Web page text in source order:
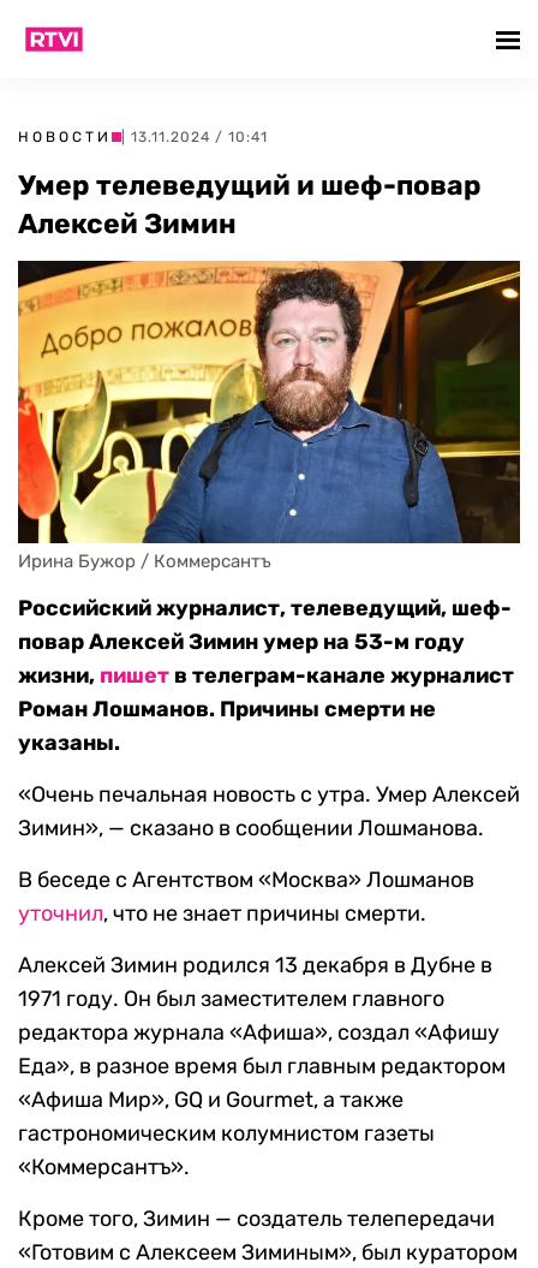
НОВОСТИ | 13.11.2024 / 10:41
Умер телеведущий и шеф-повар
Алексей Зимин
Ирина Бужор / Коммерсантъ
Российский журналист, телеведущий, шеф-
повар Алексей Зимин умер на 53-м году
жизни, пишет в телеграм-канале журналист
Роман Лошманов. Причины смерти не
указаны.
«Очень печальная новость с утра. Умер Алексей
Зимин», — сказано в сообщении Лошманова.
В беседе с Агентством «Москва» Лошманов
уточнил, что не знает причины смерти.
Алексей Зимин родился 13 декабря в Дубне в
1971 году. Он был заместителем главного
редактора журнала «Афиша», создал «Афишу
Еда», в разное время был главным редактором
«Афиша Мир», GQ и Gourmet, а также
гастрономическим колумнистом газеты
«Коммерсантъ».
Кроме того, Зимин — создатель телепередачи
«Готовим с Алексеем Зиминым», был куратором